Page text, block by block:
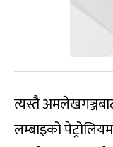
त्यस्तै
लम्बाइको